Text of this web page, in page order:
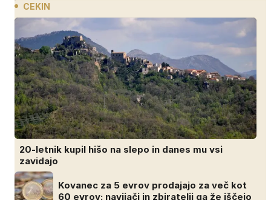
CEKIN
20-letnik kupil hišo na slepo in danes mu vsi
zavidajo
Kovanec za 5 evrov prodajajo za več kot
60 evrov: navijači in zbiratelji ga že iščejo